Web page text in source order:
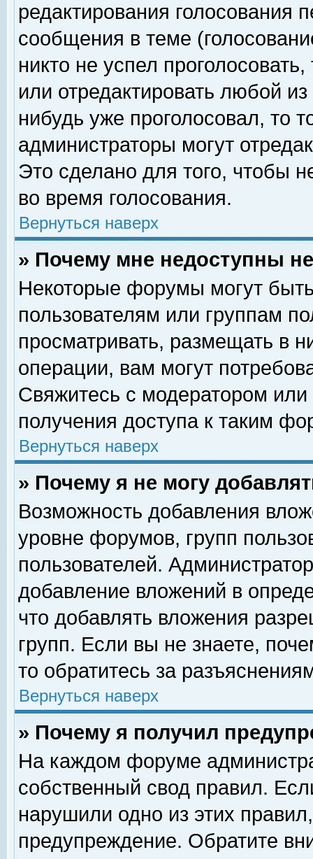
редактирования голосования
сообщения в теме
никто не успел
или отредактировать любой
нибудь уже проголосовал, то
администраторы могут
Это сделано для того, чтобы
во время голосования.
Вернуться наверх
» Почему мне недоступны
Некоторые форумы могут
пользователям или группам
просматривать, размещать в
операции, вам могут
Свяжитесь с модератором
получения доступа к таким
Вернуться наверх
» Почему я не могу
Возможность добавления
уровне форумов, групп
пользователей.
добавление вложений в
что добавлять вложения
групп. Если вы не знаете,
то обратитесь за
Вернуться наверх
» Почему я получил
На каждом форуме
собственный свод правил.
нарушили одно из этих
предупреждение. Обратите